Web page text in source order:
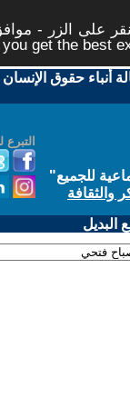
على الزر -
get the best
أنباء حقوق الإنسان
للجميع"
والثقافة
البديل